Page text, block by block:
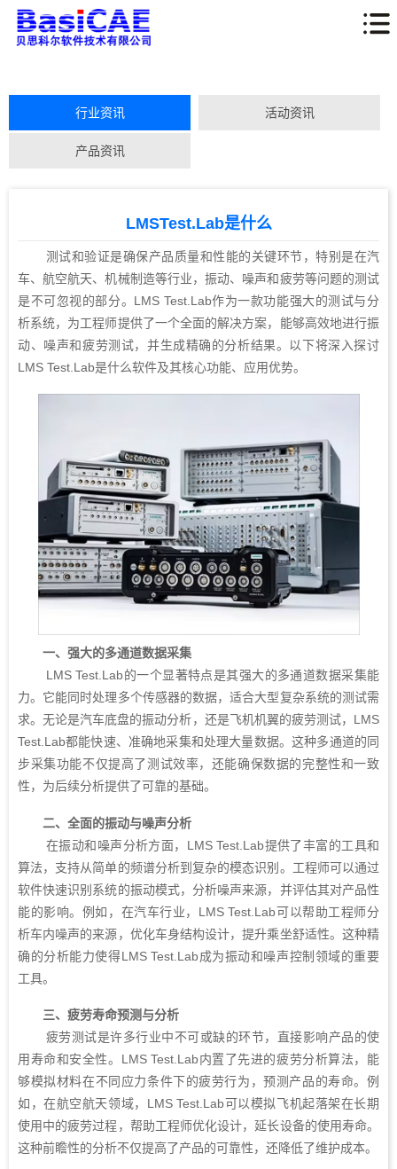
行业资讯 活动资讯
产品资讯
LMSTest.Lab是什么
测试和验证是确保产品质量和性能的关键环节，特别是在汽
车、航空航天、机械制造等行业，振动、噪声和疲劳等问题的测试
是不可忽视的部分。LMS Test.Lab作为一款功能强大的测试与分
析系统，为工程师提供了一个全面的解决方案，能够高效地进行振
动、噪声和疲劳测试，并生成精确的分析结果。以下将深入探讨
LMS Test.Lab是什么软件及其核心功能、应用优势。
一、强大的多通道数据采集
LMS Test.Lab的一个显著特点是其强大的多通道数据采集能
力。它能同时处理多个传感器的数据，适合大型复杂系统的测试需
求。无论是汽车底盘的振动分析，还是飞机机翼的疲劳测试，LMS
Test.Lab都能快速、准确地采集和处理大量数据。这种多通道的同
步采集功能不仅提高了测试效率，还能确保数据的完整性和一致
性，为后续分析提供了可靠的基础。
二、全面的振动与噪声分析
在振动和噪声分析方面，LMS Test.Lab提供了丰富的工具和
算法，支持从简单的频谱分析到复杂的模态识别。工程师可以通过
软件快速识别系统的振动模式，分析噪声来源，并评估其对产品性
能的影响。例如，在汽车行业，LMS Test.Lab可以帮助工程师分
析车内噪声的来源，优化车身结构设计，提升乘坐舒适性。这种精
确的分析能力使得LMS Test.Lab成为振动和噪声控制领域的重要
工具。
三、疲劳寿命预测与分析
疲劳测试是许多行业中不可或缺的环节，直接影响产品的使
用寿命和安全性。LMS Test.Lab内置了先进的疲劳分析算法，能
够模拟材料在不同应力条件下的疲劳行为，预测产品的寿命。例
如，在航空航天领域，LMS Test.Lab可以模拟飞机起落架在长期
使用中的疲劳过程，帮助工程师优化设计，延长设备的使用寿命。
这种前瞻性的分析不仅提高了产品的可靠性，还降低了维护成本。